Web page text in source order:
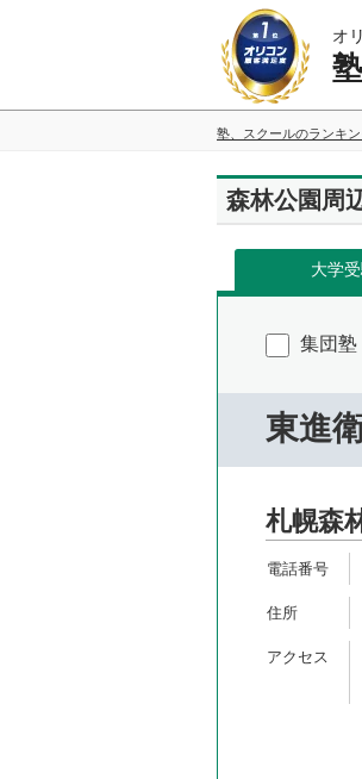
オ
塾、スクールのランキ
森林公園周
大学
集団塾
東進
札幌森